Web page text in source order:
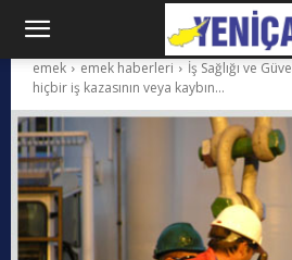
emek emek haberleri
İş Sağlığı ve
hiçbir iş kazasının veya kaybın...